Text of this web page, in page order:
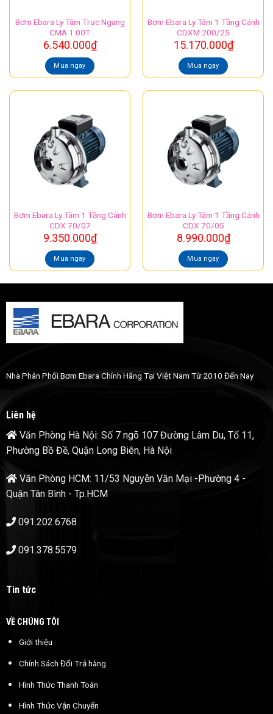
Bơm Ebara Ly Tâm Trục Ngang
CMA 1.00T
6.540.000₫
Mua ngay
Bơm Ebara Ly Tâm 1 Tầng Cánh
CDXM 200/25
15.170.000₫
Mua ngay
Bơm Ebara Ly Tâm 1 Tầng Cánh
CDX 70/07
9.350.000₫
Mua ngay
Bơm Ebara Ly Tâm 1 Tầng Cánh
CDX 70/05
8.990.000₫
Mua ngay
Nhà Phân Phối Bơm Ebara Chính Hãng Tại Việt Nam Từ 2010 Đến Nay
Liên hệ
Văn Phòng Hà Nội: Số 7 ngõ 107 Đường Lâm Du, Tổ 11,
Phường Bồ Đề, Quận Long Biên, Hà Nội
Văn Phòng HCM: 11/53 Nguyễn Văn Mại -Phường 4 -
Quận Tân Bình - Tp.HCM
091.202.6768
091.378.5579
Tin tức
VỀ CHÚNG TÔI
Giới thiệu
Chính Sách Đổi Trả hàng
Hình Thức Thanh Toán
Hình Thức Vận Chuyển